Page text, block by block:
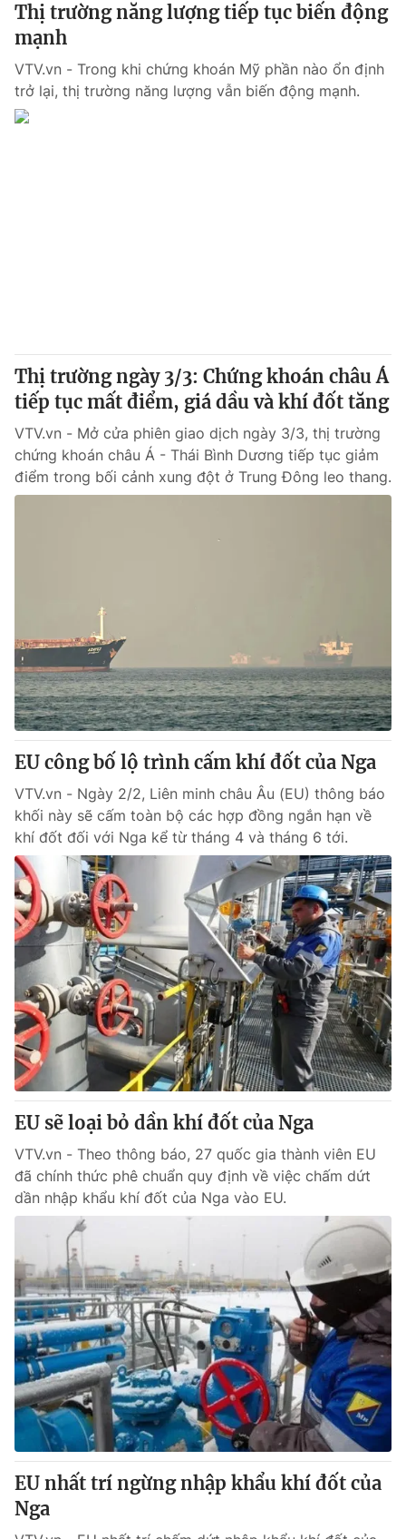
VTV9 VTV8
Liên hệ tòa soạn English
cấp ngày 29/12/2023
Tổng Biên tập:Vũ Thanh Thủy
Phó Tổng Biên tập:Nguyễn Thị Mỹ Hạnh, Phạm Quốc Thắng,
Tổng đài VTV:
024.38 355 931 - 024.38 355 932
Ðiện thoại Thời báo VTV:024.66 897 897
Email:toasoan@vtv.vn
® Cấm sao chép dưới mọi hình thức nếu không có sự chấp
thuận bằng văn bản. Ghi rõ nguồn VTV.vn khi phát hành lại
thông tin từ website này.
Thị trường năng lượng tiếp tục biến động
mạnh
VTV.vn - Trong khi chứng khoán Mỹ phần nào ổn định
trở lại, thị trường năng lượng vẫn biến động mạnh.
Thị trường ngày 3/3: Chứng khoán châu Á
tiếp tục mất điểm, giá dầu và khí đốt tăng
VTV.vn - Mở cửa phiên giao dịch ngày 3/3, thị trường
chứng khoán châu Á - Thái Bình Dương tiếp tục giảm
điểm trong bối cảnh xung đột ở Trung Đông leo thang.
EU công bố lộ trình cấm khí đốt của Nga
VTV.vn - Ngày 2/2, Liên minh châu Âu (EU) thông báo
khối này sẽ cấm toàn bộ các hợp đồng ngắn hạn về
khí đốt đối với Nga kể từ tháng 4 và tháng 6 tới.
EU sẽ loại bỏ dần khí đốt của Nga
VTV.vn - Theo thông báo, 27 quốc gia thành viên EU
đã chính thức phê chuẩn quy định về việc chấm dứt
dần nhập khẩu khí đốt của Nga vào EU.
EU nhất trí ngừng nhập khẩu khí đốt của
Nga